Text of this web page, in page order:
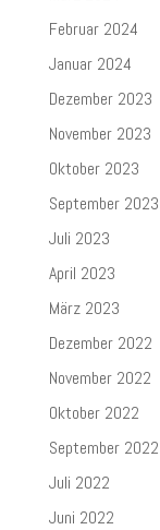
Februar 2024
Januar 2024
Dezember 2023
November 2023
Oktober 2023
September 2023
Juli 2023
April 2023
März 2023
Dezember 2022
November 2022
Oktober 2022
September 2022
Juli 2022
Juni 2022